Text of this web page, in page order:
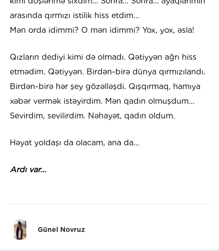
arasında qırmızı istilik hiss etdim...
Mən orda idimmi? O mən idimmi? Yox, yox, əsla!
Qızların dediyi kimi də olmadı. Qətiyyən ağrı hiss
etmədim. Qətiyyən. Birdən-birə dünya qırmızılandı.
Birdən-birə hər şey gözəlləşdi. Qışqırmaq, hamıya
xəbər vermək istəyirdim. Mən qadın olmuşdum...
Sevirdim, sevilirdim. Nəhayət, qadın oldum.
Həyat yoldaşı da olacam, ana da...
Ardı var...
Günel Novruz